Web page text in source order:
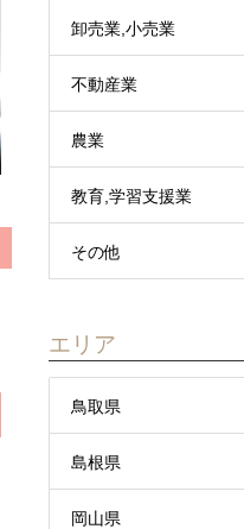
卸売業,小売業
不動産業
農業
教育,学習支援業
その他
エリア
鳥取県
島根県
岡山県